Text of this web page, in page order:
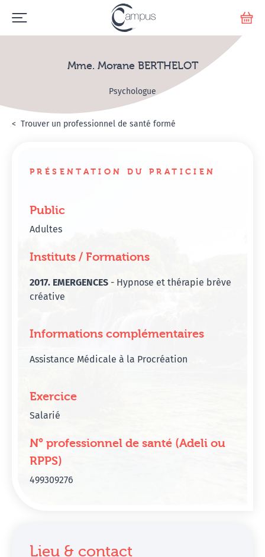
Mme. Morane BERTHELOT
Psychologue
Accueil
Annuaire Hypnosanté
Trouver un professionnel de santé formé
PRÉSENTATION DU PRATICIEN
Public
Adultes
Instituts / Formations
2017. EMERGENCES - Hypnose et thérapie brève
créative
Informations complémentaires
Assistance Médicale à la Procréation
Exercice
Salarié
N° professionnel de santé (Adeli ou
RPPS)
499309276
Lieu & contact